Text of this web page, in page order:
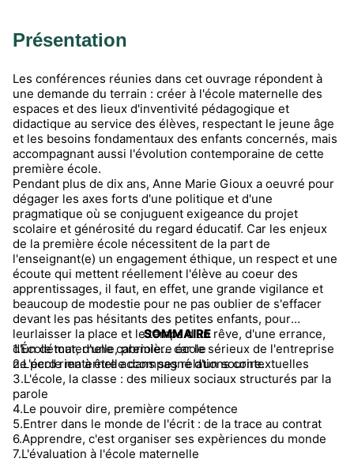
Présentation
Les conférences réunies dans cet ouvrage répondent à
une demande du terrain : créer à l'école maternelle des
espaces et des lieux d'inventivité pédagogique et
didactique au service des élèves, respectant le jeune âge
et les besoins fondamentaux des enfants concernés, mais
accompagnant aussi l'évolution contemporaine de cette
première école.
Pendant plus de dix ans, Anne Marie Gioux a oeuvré pour
dégager les axes forts d'une politique et d'une
pragmatique où se conjuguent exigeance du projet
scolaire et générosité du regard éducatif. Car les enjeux
de la première école nécessitent de la part de
l'enseignant(e) un engagement éthique, un respect et une
écoute qui mettent réellement l'élève au coeur des
apprentissages, il faut, en effet, une grande vigilance et
beaucoup de modestie pour ne pas oublier de s'effacer
devant les pas hésitants des petites enfants, pour
leurlaisser la place et le temps d'un rêve, d'une errance,
d'un détour, d'une cabriole... car le sérieux de l'entreprise
ne perd rien à être accompagné d'un sourire.
SOMMAIRE
1.École maternelle, première école
2.L'école maternelle dans ses relations contextuelles
3.L'école, la classe : des milieux sociaux structurés par la
parole
4.Le pouvoir dire, première compétence
5.Entrer dans le monde de l'écrit : de la trace au contrat
6.Apprendre, c'est organiser ses expèriences du monde
7.L'évaluation à l'école maternelle